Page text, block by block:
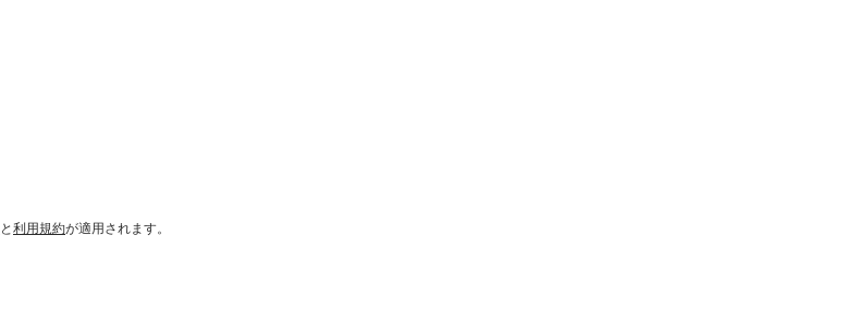
と利用規約が適用されます。